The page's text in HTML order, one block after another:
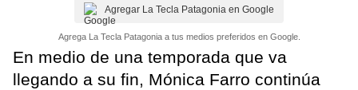
Agregar La Tecla Patagonia en Google
Agrega La Tecla Patagonia a tus medios preferidos en Google.
En medio de una temporada que va
llegando a su fin, Mónica Farro continúa